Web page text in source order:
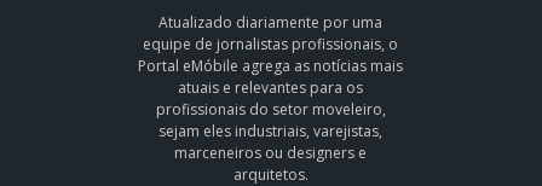
Atualizado diariamente por uma
equipe de jornalistas profissionais, o
Portal eMóbile agrega as notícias mais
atuais e relevantes para os
profissionais do setor moveleiro,
sejam eles industriais, varejistas,
marceneiros ou designers e
arquitetos.